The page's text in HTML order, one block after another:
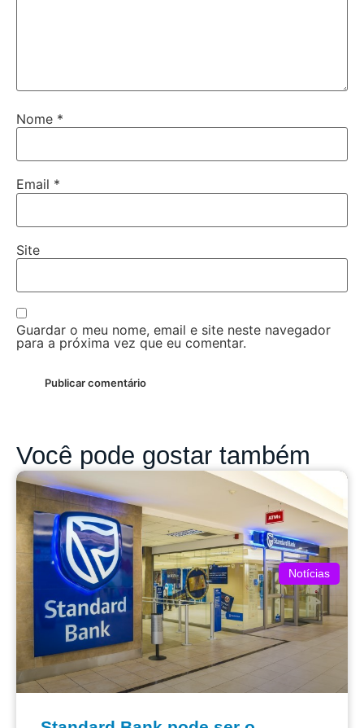
Nome *
Email *
Site
Guardar o meu nome, email e site neste navegador
para a próxima vez que eu comentar.
Você pode gostar também
Notícias